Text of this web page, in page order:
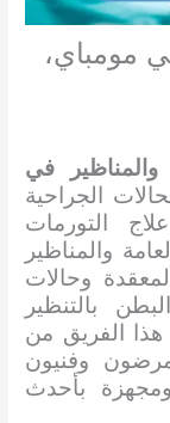
مومباي،
والمناظير في
الجراحية
التورمات
والمناظير
وحالات
بالتنظير
الفريق من
وفنيون
بأحدث